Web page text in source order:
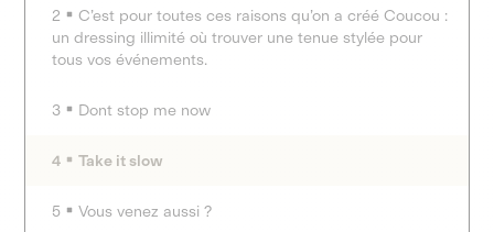
2
C’est pour toutes ces raisons qu’on a créé Coucou :
un dressing illimité où trouver une tenue stylée pour
tous vos événements.
3 Dont stop me now
4 Take it slow
5 Vous venez aussi ?